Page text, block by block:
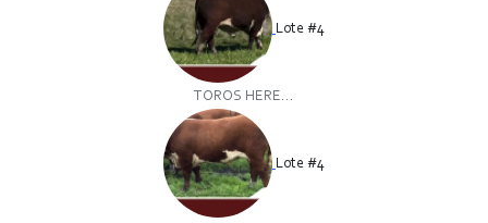
Lote #4
TOROS HERE...
Lote #4